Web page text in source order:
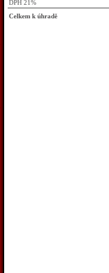
DPH 21%
Celkem k úhradě